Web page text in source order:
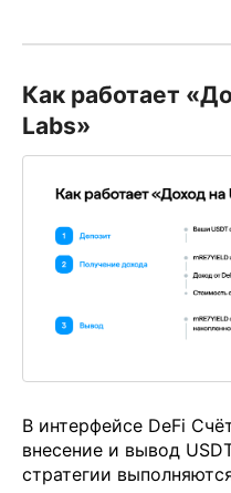
Как работает
Labs»
В интерфейсе DeFi
внесение и вывод
стратегии